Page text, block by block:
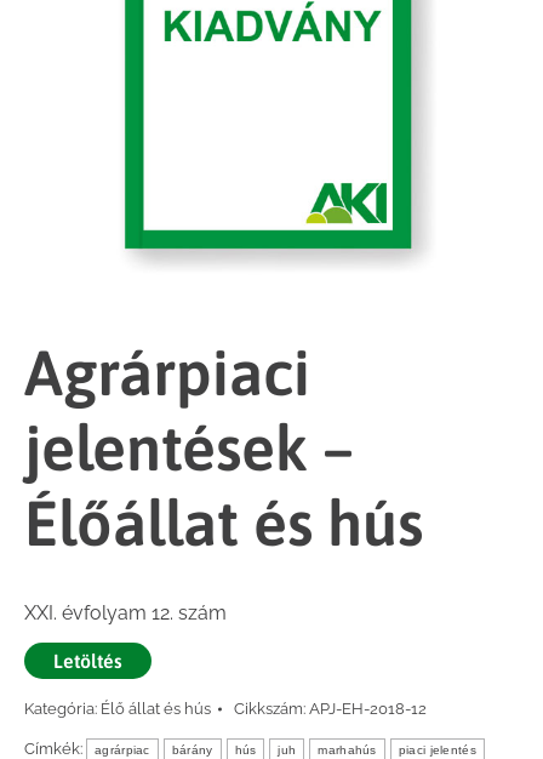
Agrárpiaci
jelentések –
Élőállat és hús
XXI. évfolyam 12. szám
Letöltés
Kategória: Élő állat és hús Cikkszám: APJ-EH-2018-12
Címkék: agrárpiac bárány hús juh marhahús piaci jelentés